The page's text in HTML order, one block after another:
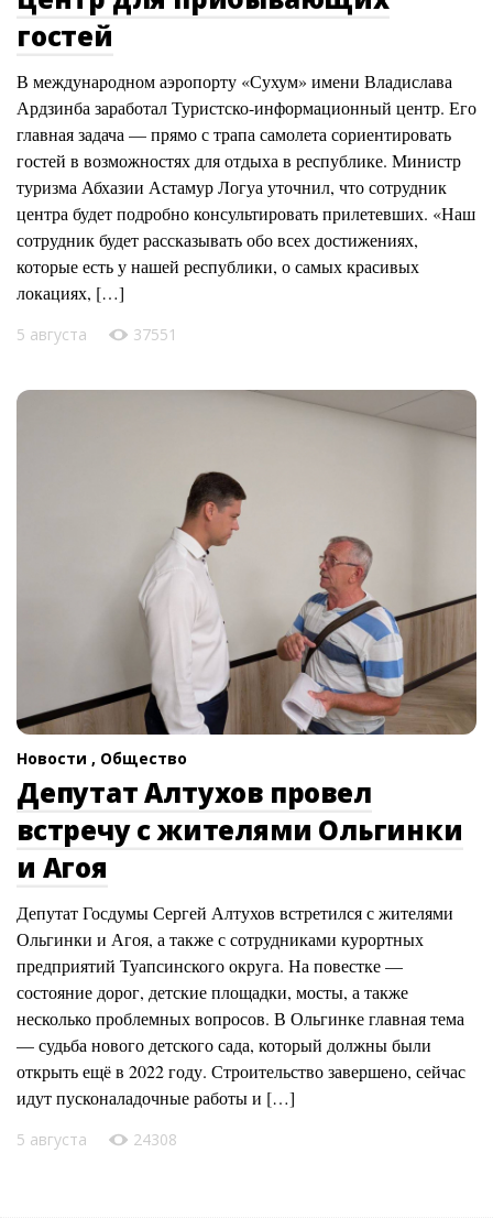
гостей
В международном аэропорту «Сухум» имени Владислава
Ардзинба заработал Туристско-информационный центр. Его
главная задача — прямо с трапа самолета сориентировать
гостей в возможностях для отдыха в республике. Министр
туризма Абхазии Астамур Логуа уточнил, что сотрудник
центра будет подробно консультировать прилетевших. «Наш
сотрудник будет рассказывать обо всех достижениях,
которые есть у нашей республики, о самых красивых
локациях, […]
5 августа 37551
Новости , Общество
Депутат Алтухов провел
встречу с жителями Ольгинки
и Агоя
Депутат Госдумы Сергей Алтухов встретился с жителями
Ольгинки и Агоя, а также с сотрудниками курортных
предприятий Туапсинского округа. На повестке —
состояние дорог, детские площадки, мосты, а также
несколько проблемных вопросов. В Ольгинке главная тема
— судьба нового детского сада, который должны были
открыть ещё в 2022 году. Строительство завершено, сейчас
идут пусконаладочные работы и […]
5 августа 24308